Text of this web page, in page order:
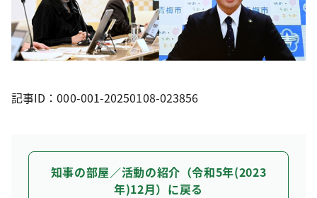
記事ID：000-001-20250108-023856
知事の部屋／活動の紹介（令和5年(2023
年)12月）に戻る